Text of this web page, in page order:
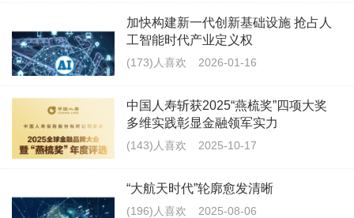
加快构建新一代创新基础设施 抢占人
工智能时代产业定义权
(173)人喜欢 2026-01-16
中国人寿斩获2025“燕梳奖”四项大奖
多维实践彰显金融领军实力
(143)人喜欢 2025-10-17
“大航天时代”轮廓愈发清晰
(196)人喜欢 2025-08-06